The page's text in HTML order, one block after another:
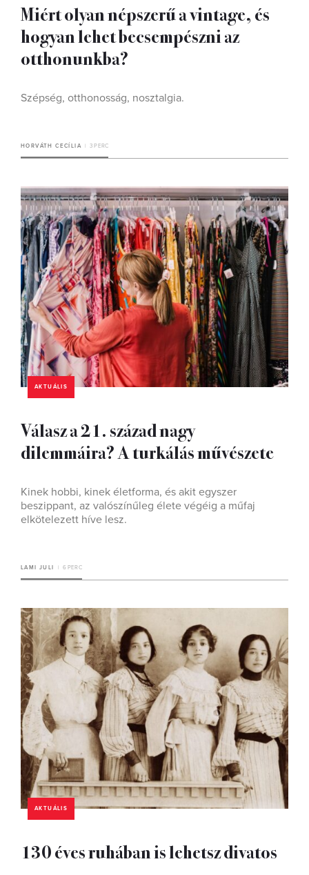
Miért olyan népszerű a vintage, és
hogyan lehet becsempészni az
otthonunkba?
Szépség, otthonosság, nosztalgia.
HORVÁTH CECÍLIA 3 PERC
AKTUÁLIS
Válasz a 21. század nagy
dilemmáira? A turkálás művészete
Kinek hobbi, kinek életforma, és akit egyszer
beszippant, az valószínűleg élete végéig a műfaj
elkötelezett híve lesz.
LAMI JULI 6 PERC
AKTUÁLIS
130 éves ruhában is lehetsz divatos